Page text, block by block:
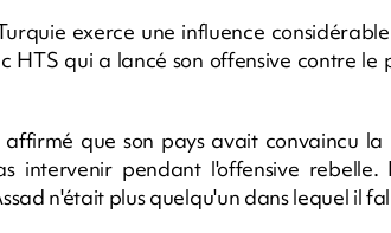
exerce une influence
HTS qui a lancé son offensive contre
que son pays avait convaincu la
intervenir pendant l'offensive rebelle.
n'était plus quelqu'un dans lequel il